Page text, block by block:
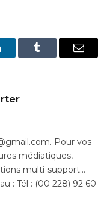
Tumblr Email
Pour vos
médiatiques,
multi-support…
: Tél : (00 228) 92 60